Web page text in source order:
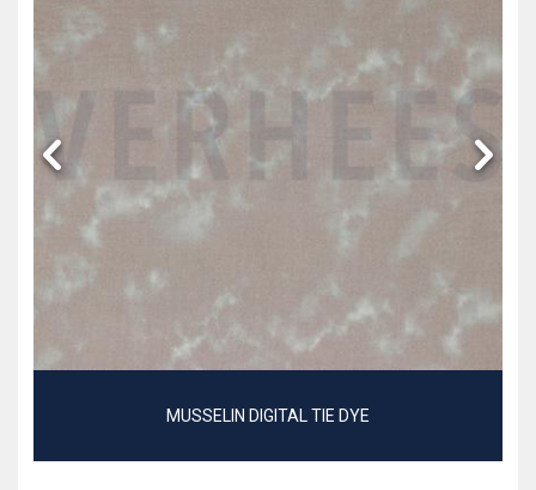
MUSSELIN DIGITAL TIE DYE